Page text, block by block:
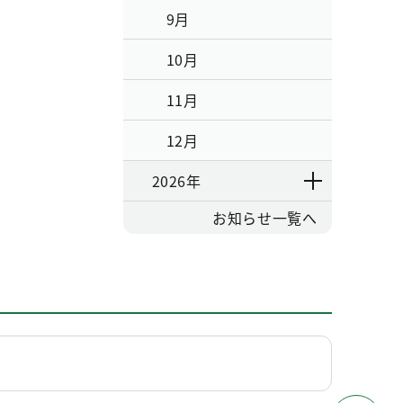
9月
10月
11月
12月
2026年
お知らせ一覧へ